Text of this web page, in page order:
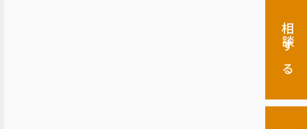
相談する